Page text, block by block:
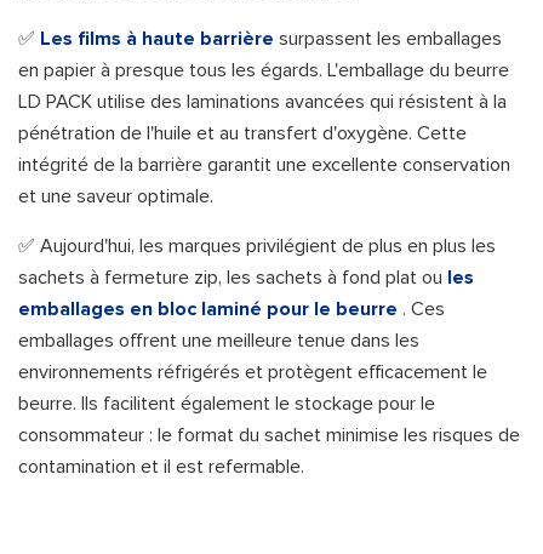
✅ Les films à haute barrière surpassent les emballages
en papier à presque tous les égards. L'emballage du beurre
LD PACK utilise des laminations avancées qui résistent à la
pénétration de l'huile et au transfert d'oxygène. Cette
intégrité de la barrière garantit une excellente conservation
et une saveur optimale.
✅ Aujourd'hui, les marques privilégient de plus en plus les
sachets à fermeture zip, les sachets à fond plat ou
les
emballages en bloc laminé pour le beurre . Ces
emballages offrent une meilleure tenue dans les
environnements réfrigérés et protègent efficacement le
beurre. Ils facilitent également le stockage pour le
consommateur : le format du sachet minimise les risques de
contamination et il est refermable.